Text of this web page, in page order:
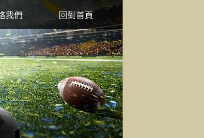
我們 回到首頁